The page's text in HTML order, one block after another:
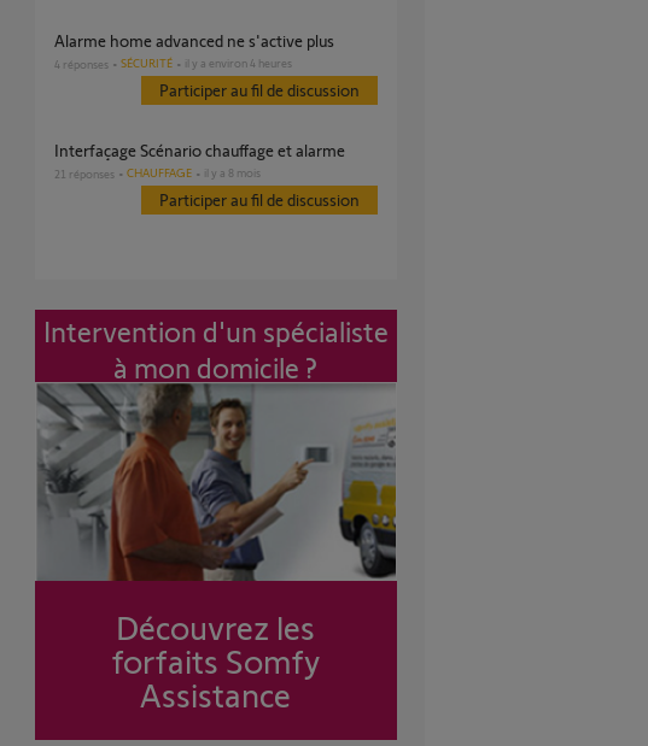
Alarme home advanced ne s'active plus
4 réponses SÉCURITÉ il y a environ 4 heures
Participer au fil de discussion
Interfaçage Scénario chauffage et alarme
21 réponses CHAUFFAGE il y a 8 mois
Participer au fil de discussion
Intervention d'un spécialiste
à mon domicile ?
Découvrez les
forfaits Somfy
Assistance